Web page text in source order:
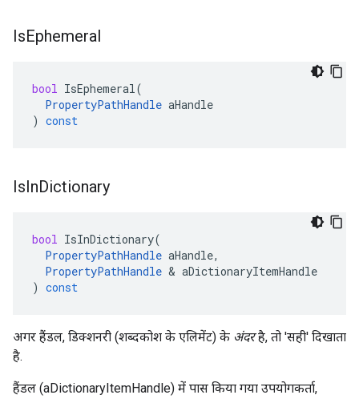
IsEphemeral
bool IsEphemeral(
PropertyPathHandle aHandle
) const
IsInDictionary
bool IsInDictionary(
PropertyPathHandle aHandle,
PropertyPathHandle & aDictionaryItemHandle
) const
अगर हैंडल, डिक्शनरी (शब्दकोश के एलिमेंट) के अंदरहै, तो 'सही' दिखाता
है.
हैंडल (aDictionaryItemHandle) में पास किया गया उपयोगकर्ता,